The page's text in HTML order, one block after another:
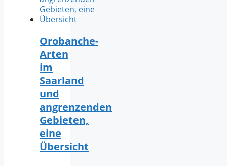
Orobanche-
Arten
im
Saarland
und
angrenzenden
Gebieten,
eine
Übersicht